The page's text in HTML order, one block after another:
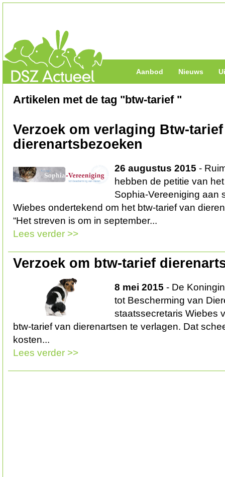
Aanbod Nieuws
Artikelen met de tag "btw-tarief "
Verzoek om verlaging Btw-tarief
dierenartsbezoeken
26 augustus 2015 -
hebben de petitie van
Sophia-Vereeniging aan
Wiebes ondertekend om het btw-tarief van
“Het streven is om in september...
Lees verder >>
Verzoek om btw-tarief
8 mei 2015 - De
tot Bescherming van
staatssecretaris Wiebes
btw-tarief van dierenartsen te verlagen. Dat
kosten...
Lees verder >>